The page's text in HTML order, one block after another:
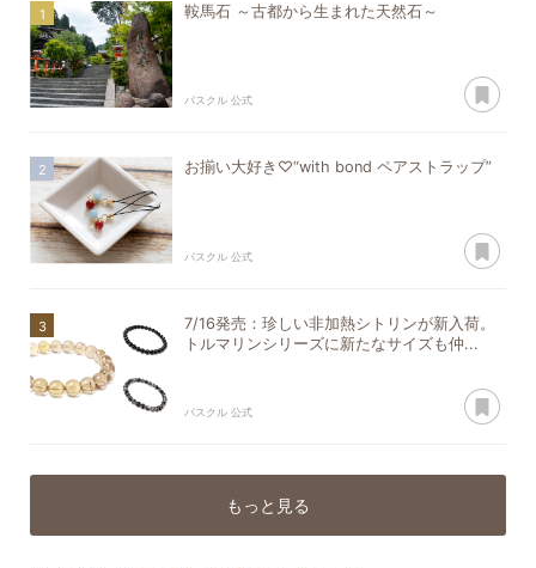
鞍馬石 ～古都から生まれた天然石～
パスクル 公式
お揃い大好き♡“with bond ペアストラップ”
パスクル 公式
7/16発売：珍しい非加熱シトリンが新入荷。
トルマリンシリーズに新たなサイズも仲...
パスクル 公式
もっと見る